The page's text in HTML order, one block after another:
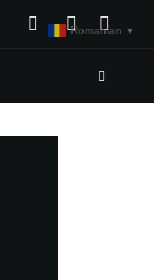
Romanian ▼